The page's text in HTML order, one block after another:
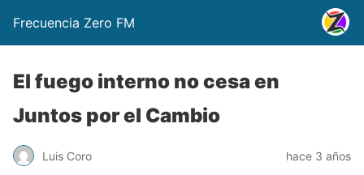
Frecuencia Zero FM
El fuego interno no cesa en
Juntos por el Cambio
Luis Coro hace 3 años